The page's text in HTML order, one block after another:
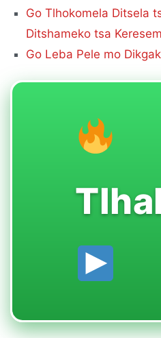
Go Tlhokomela Ditsela
Ditshameko tsa
Go Leba Pele mo